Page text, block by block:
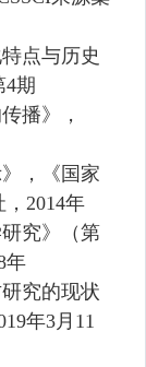
点与历史
4期
播》，
，《国家
2014年
究》（第
年
究的现状
年3 月 11